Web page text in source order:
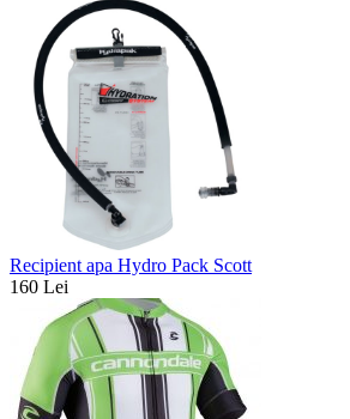
Recipient apa Hydro Pack Scott
160 Lei